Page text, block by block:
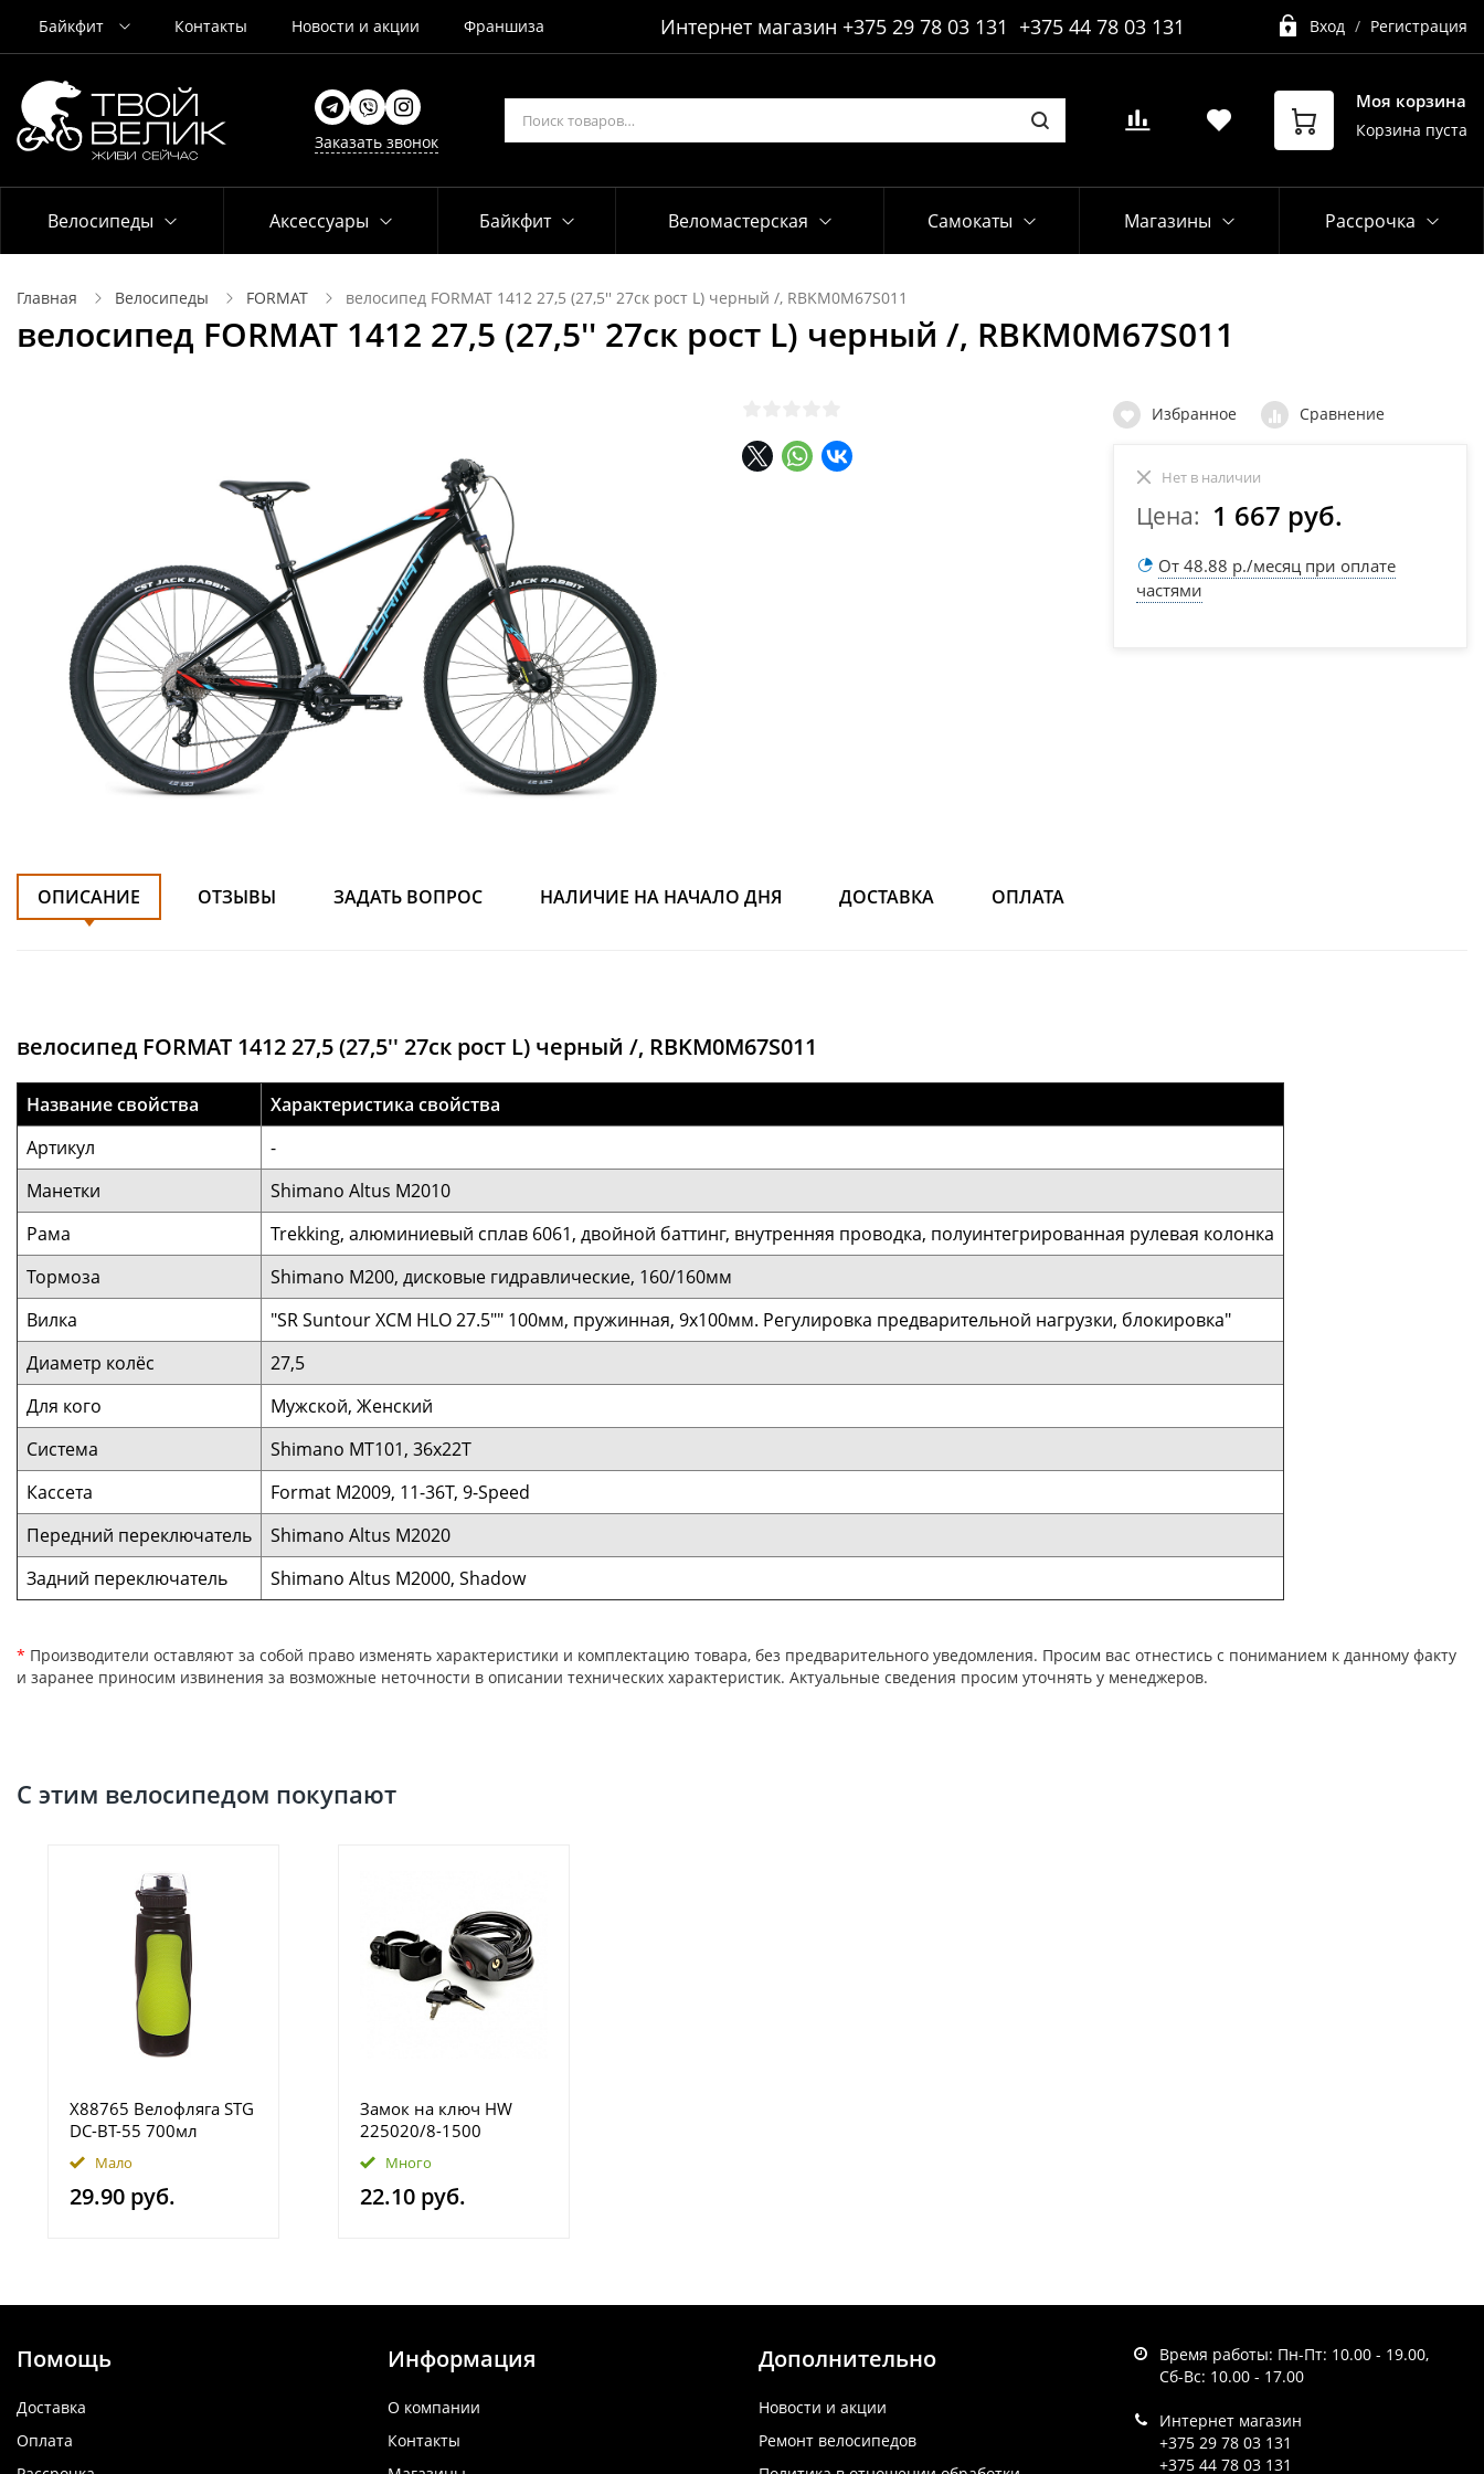
Байкфит Контакты Новости и акции Франшиза Интернет магазин +375 29 78 03 131 +375 44 78 03 131 Вход / Регистрация
Заказать звонок
Моя корзина
Корзина пуста
Велосипеды Аксессуары Байкфит Веломастерская Самокаты Магазины Рассрочка
Главная Велосипеды FORMAT велосипед FORMAT 1412 27,5 (27,5'' 27ск рост L) черный /, RBKM0M67S011
велосипед FORMAT 1412 27,5 (27,5'' 27ск рост L) черный /, RBKM0M67S011
Избранное Сравнение
Нет в наличии
Цена: 1 667 руб.
От 48.88 р./месяц при оплате
частями
ОПИСАНИЕ ОТЗЫВЫ ЗАДАТЬ ВОПРОС НАЛИЧИЕ НА НАЧАЛО ДНЯ ДОСТАВКА ОПЛАТА
велосипед FORMAT 1412 27,5 (27,5'' 27ск рост L) черный /, RBKM0M67S011
Название свойства
Характеристика свойства
Артикул
-
Манетки
Shimano Altus M2010
Рама
Trekking, алюминиевый сплав 6061, двойной баттинг, внутренняя проводка, полуинтегрированная рулевая колонка
Тормоза
Shimano M200, дисковые гидравлические, 160/160мм
Вилка
"SR Suntour XCM HLO 27.5"" 100мм, пружинная, 9x100мм. Регулировка предварительной нагрузки, блокировка"
Диаметр колёс
27,5
Для кого
Мужской, Женский
Система
Shimano MT101, 36x22T
Кассета
Format M2009, 11-36T, 9-Speed
Передний переключатель
Shimano Altus M2020
Задний переключатель
Shimano Altus M2000, Shadow
* Производители оставляют за собой право изменять характеристики и комплектацию товара, без предварительного уведомления. Просим вас отнестись с пониманием к данному факту
и заранее приносим извинения за возможные неточности в описании технических характеристик. Актуальные сведения просим уточнять у менеджеров.
С этим велосипедом покупают
Х88765 Велофляга STG
DC-BT-55 700мл
защитной крышкой
черн/зеленая.
Мало
29.90 руб.
Замок на ключ HW
225020/8-1500
Много
22.10 руб.
Помощь
Доставка
Оплата
Информация
О компании
Контакты
Дополнительно
Новости и акции
Ремонт велосипедов
Время работы: Пн-Пт: 10.00 - 19.00,
Сб-Вс: 10.00 - 17.00
Интернет магазин
+375 29 78 03 131
+375 44 78 03 131